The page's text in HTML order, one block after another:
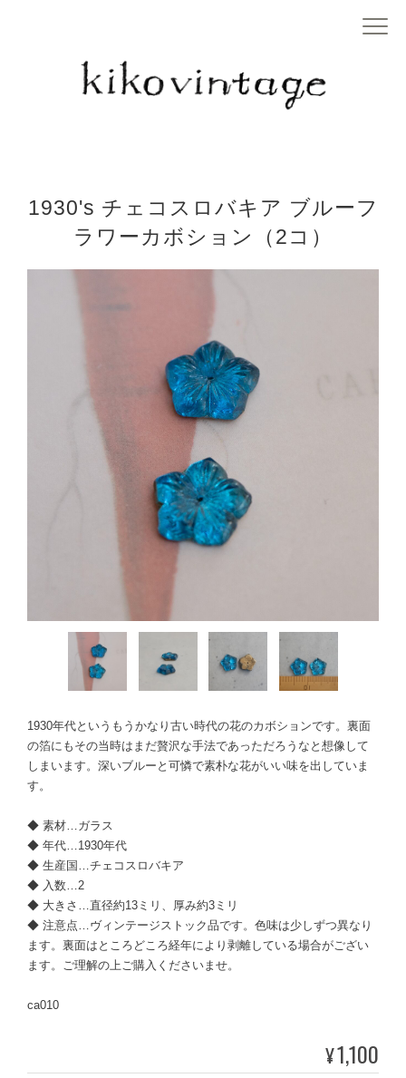
1930's チェコスロバキア ブルーフ
ラワーカボション（2コ）
1930年代というもうかなり古い時代の花のカボションです。裏面
の箔にもその当時はまだ贅沢な手法であっただろうなと想像して
しまいます。深いブルーと可憐で素朴な花がいい味を出していま
す。
◆ 素材…ガラス
◆ 年代…1930年代
◆ 生産国…チェコスロバキア
◆ 入数…2
◆ 大きさ…直径約13ミリ、厚み約3ミリ
◆ 注意点…ヴィンテージストック品です。色味は少しずつ異なり
ます。裏面はところどころ経年により剥離している場合がござい
ます。ご理解の上ご購入くださいませ。
ca010
¥1,100